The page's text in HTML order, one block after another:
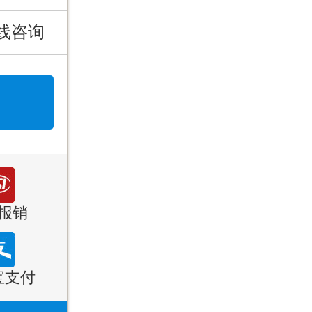
咨询
销
支付